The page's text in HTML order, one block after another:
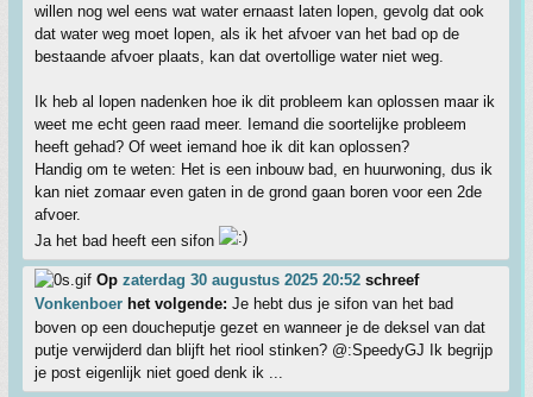
willen nog wel eens wat water ernaast laten lopen, gevolg dat ook
dat water weg moet lopen, als ik het afvoer van het bad op de
bestaande afvoer plaats, kan dat overtollige water niet weg.
Ik heb al lopen nadenken hoe ik dit probleem kan oplossen maar ik
weet me echt geen raad meer. Iemand die soortelijke probleem
heeft gehad? Of weet iemand hoe ik dit kan oplossen?
Handig om te weten: Het is een inbouw bad, en huurwoning, dus ik
kan niet zomaar even gaten in de grond gaan boren voor een 2de
afvoer.
Ja het bad heeft een sifon
Op zaterdag 30 augustus 2025 20:52 schreef
Vonkenboer het volgende: Je hebt dus je sifon van het bad
boven op een doucheputje gezet en wanneer je de deksel van dat
putje verwijderd dan blijft het riool stinken? @:SpeedyGJ Ik begrijp
je post eigenlijk niet goed denk ik ...